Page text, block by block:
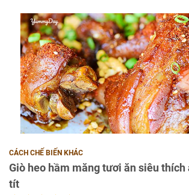
CÁCH CHẾ BIẾN KHÁC
Giò heo hầm măng tươi ăn siêu thích
tít